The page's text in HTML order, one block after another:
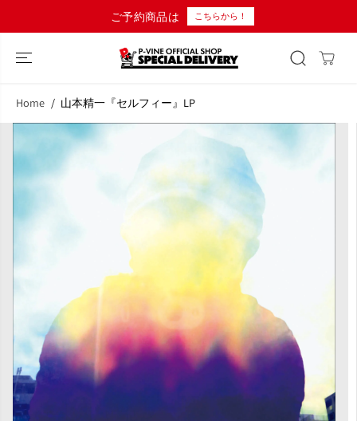
ご予約商品は こちらから！
Home 山本精一『セルフィー』LP
商品情報へスキ